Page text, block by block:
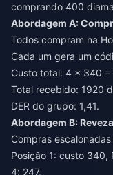
comprando 400
Abordagem A:
Todos compram na
Cada um gera um
Custo total: 4 × 340
Total recebido: 1920
DER do grupo: 1,41.
Abordagem B:
Compras
Posição 1: custo 340,
4: 247.